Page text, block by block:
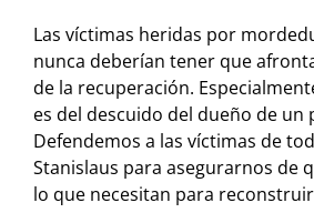
Las víctimas heridas por
nunca deberían tener que
de la recuperación.
es del descuido del dueño de un
Defendemos a las víctimas de
Stanislaus para asegurarnos de
lo que necesitan para